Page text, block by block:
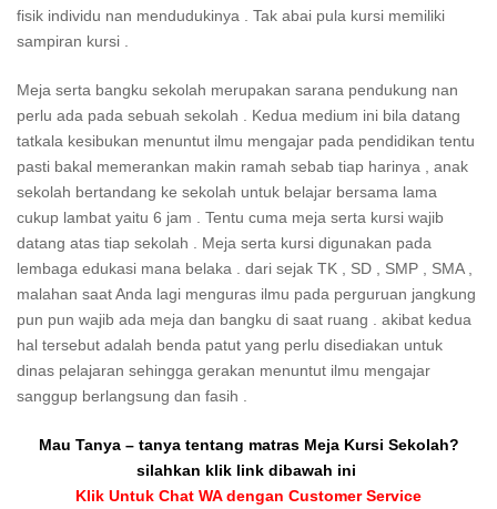
fisik individu nan mendudukinya . Tak abai pula kursi memiliki
sampiran kursi .
Meja serta bangku sekolah merupakan sarana pendukung nan
perlu ada pada sebuah sekolah . Kedua medium ini bila datang
tatkala kesibukan menuntut ilmu mengajar pada pendidikan tentu
pasti bakal memerankan makin ramah sebab tiap harinya , anak
sekolah bertandang ke sekolah untuk belajar bersama lama
cukup lambat yaitu 6 jam . Tentu cuma meja serta kursi wajib
datang atas tiap sekolah . Meja serta kursi digunakan pada
lembaga edukasi mana belaka . dari sejak TK , SD , SMP , SMA ,
malahan saat Anda lagi menguras ilmu pada perguruan jangkung
pun pun wajib ada meja dan bangku di saat ruang . akibat kedua
hal tersebut adalah benda patut yang perlu disediakan untuk
dinas pelajaran sehingga gerakan menuntut ilmu mengajar
sanggup berlangsung dan fasih .
Mau Tanya – tanya tentang matras Meja Kursi Sekolah?
silahkan klik link dibawah ini
Klik Untuk Chat WA dengan Customer Service